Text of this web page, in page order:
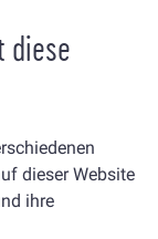
diese
dieser Website
ihre